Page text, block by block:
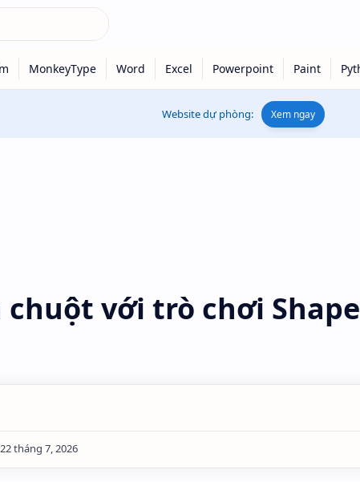
Website dự phòng: Xem ngay
chuột với trò chơi Shape